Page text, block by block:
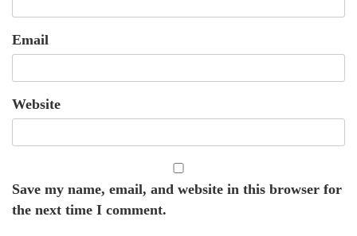
Email
Website
Save my name, email, and website in this browser for
the next time I comment.